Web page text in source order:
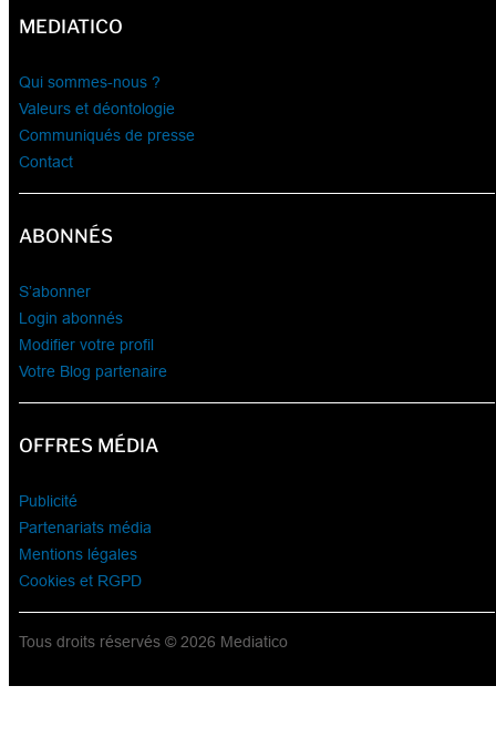
MEDIATICO
Qui sommes-nous ?
Valeurs et déontologie
Communiqués de presse
Contact
ABONNÉS
S’abonner
Login abonnés
Modifier votre profil
Votre Blog partenaire
OFFRES MÉDIA
Publicité
Partenariats média
Mentions légales
Cookies et RGPD
Tous droits réservés © 2026 Mediatico